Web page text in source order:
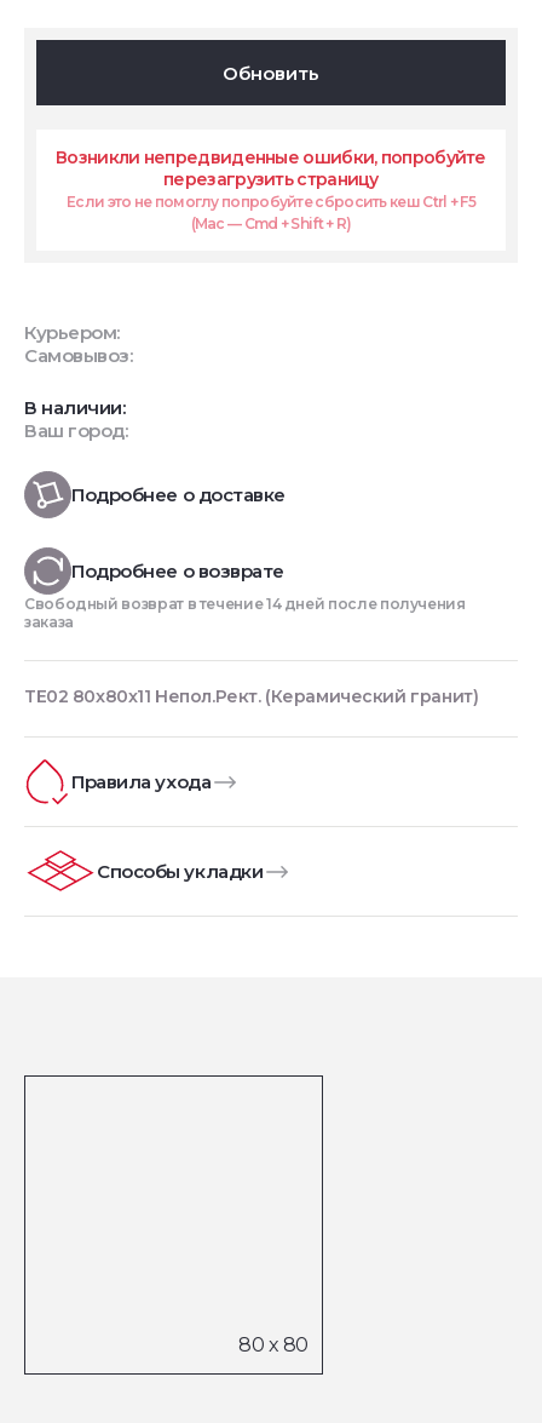
Обновить
Возникли непредвиденные ошибки, попробуйте
перезагрузить страницу
Если это не помоглу попробуйте сбросить кеш Ctrl + F5
(Mac — Cmd + Shift + R)
Курьером:
Самовывоз:
В наличии:
Ваш город:
Подробнее о доставке
Подробнее о возврате
Свободный возврат в течение 14 дней после получения
заказа
TE02 80x80x11 Непол.Рект. (Керамический гранит)
Правила ухода
Способы укладки